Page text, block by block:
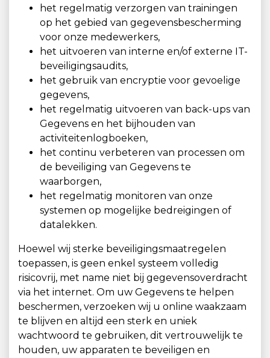
het regelmatig verzorgen van trainingen
op het gebied van gegevensbescherming
voor onze medewerkers,
het uitvoeren van interne en/of externe IT-
beveiligingsaudits,
het gebruik van encryptie voor gevoelige
gegevens,
het regelmatig uitvoeren van back-ups van
Gegevens en het bijhouden van
activiteitenlogboeken,
het continu verbeteren van processen om
de beveiliging van Gegevens te
waarborgen,
het regelmatig monitoren van onze
systemen op mogelijke bedreigingen of
datalekken.
Hoewel wij sterke beveiligingsmaatregelen
toepassen, is geen enkel systeem volledig
risicovrij, met name niet bij gegevensoverdracht
via het internet. Om uw Gegevens te helpen
beschermen, verzoeken wij u online waakzaam
te blijven en altijd een sterk en uniek
wachtwoord te gebruiken, dit vertrouwelijk te
houden, uw apparaten te beveiligen en